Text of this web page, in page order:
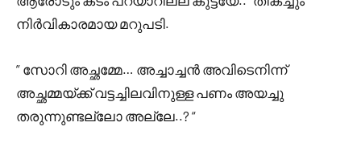
നിർവികാരമായ മറുപടി.
” സോറി അച്ഛമ്മേ… അച്ചാച്ചൻ അവിടെനിന്ന്
അച്ഛമ്മയ്ക്ക് വട്ടച്ചിലവിനുള്ള പണം അയച്ചു
തരുന്നുണ്ടല്ലോ അല്ലേ..? “